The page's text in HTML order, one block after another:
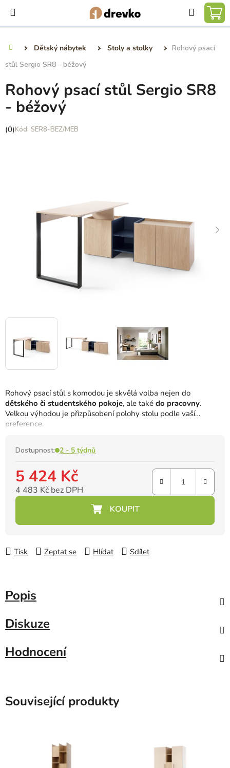
obsah
Hledat
Dětský nábytek Stoly a stolky
Rohový psací
stůl Sergio SR8 - béžový
Rohový psací stůl s komodou je skvělá volba nejen do
dětského či studentského pokoje, ale také do pracovny.
Velkou výhodou je přizpůsobení polohy stolu podle vaší
preference.
Dostupnost: 2 - 5 týdnů
5 424 Kč
4 483 Kč bez DPH
Tisk Zeptat se Hlídat Sdílet
Rohový psací stůl Sergio SR8
- béžový
Průměrné
(0) SER8-BEZ/MEB
Popis
Diskuze
Hodnocení
Související produkty